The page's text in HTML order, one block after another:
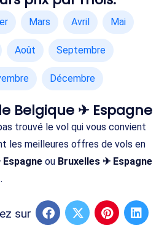
Mars Avril Mai
Août Septembre
Décembre
Belgique ✈ Espagne
trouvé le vol qui vous convient
les meilleures offres de vols en
ou Bruxelles ✈ Espagne
.
sur